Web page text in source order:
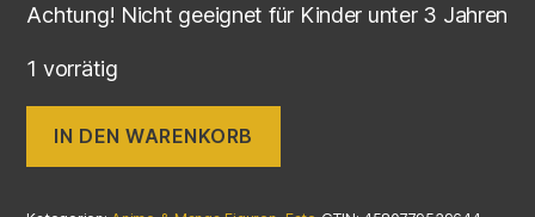
Achtung! Nicht geeignet für Kinder unter 3 Jahren
1 vorrätig
IN DEN WARENKORB